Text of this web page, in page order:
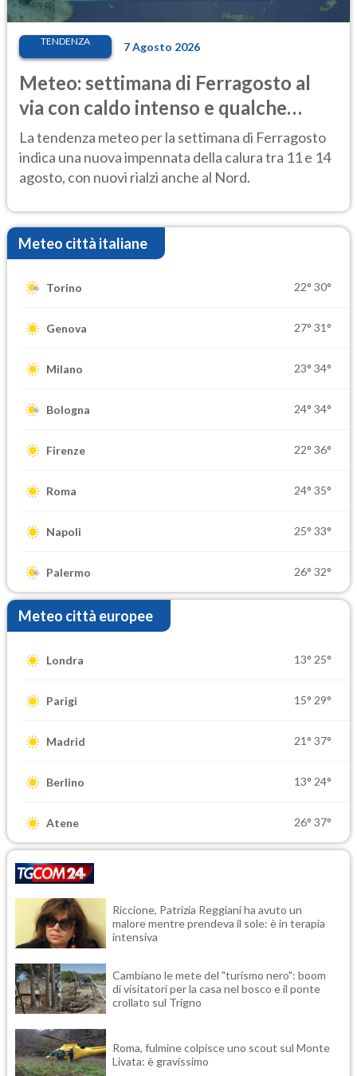
TENDENZA 7 Agosto 2026
Meteo: settimana di Ferragosto al
via con caldo intenso e qualche
temporale
La tendenza meteo per la settimana di Ferragosto
indica una nuova impennata della calura tra 11 e 14
agosto, con nuovi rialzi anche al Nord.
Meteo città italiane
Torino 22° 30°
Genova 27° 31°
Milano 23° 34°
Bologna 24° 34°
Firenze 22° 36°
Roma 24° 35°
Napoli 25° 33°
Palermo 26° 32°
Meteo città europee
Londra 13° 25°
Parigi 15° 29°
Madrid 21° 37°
Berlino 13° 24°
Atene 26° 37°
Riccione, Patrizia Reggiani ha avuto un
malore mentre prendeva il sole: è in terapia
intensiva
Cambiano le mete del "turismo nero": boom
di visitatori per la casa nel bosco e il ponte
crollato sul Trigno
Roma, fulmine colpisce uno scout sul Monte
Livata: è gravissimo